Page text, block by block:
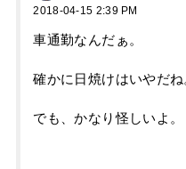
2018-04-15 2:39 PM
車通勤なんだぁ。
確かに日焼けはいやだね
でも、かなり怪しいよ。